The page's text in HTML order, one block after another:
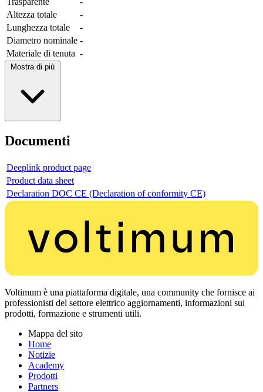
Altezza totale
-
Lunghezza totale
-
Diametro nominale -
Materiale di tenuta -
Mostra di più
Documenti
Deeplink product page
Product data sheet
Declaration DOC CE (Declaration of conformity CE)
Voltimum è una piattaforma digitale, una community che fornisce ai
professionisti del settore elettrico aggiornamenti, informazioni sui
prodotti, formazione e strumenti utili.
Mappa del sito
Home
Notizie
Academy
Prodotti
Partners